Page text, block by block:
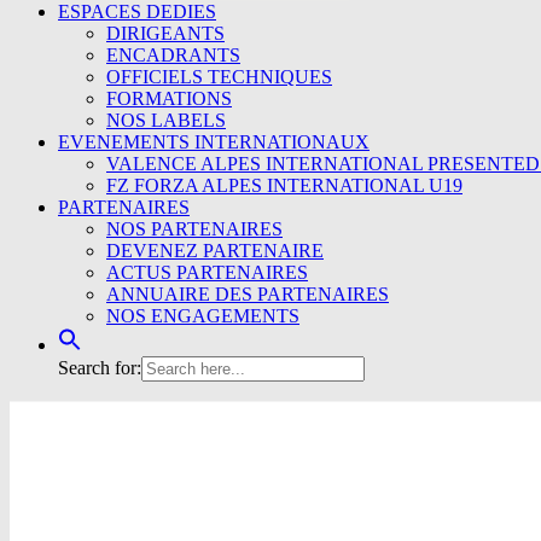
ESPACES DEDIES
DIRIGEANTS
ENCADRANTS
OFFICIELS TECHNIQUES
FORMATIONS
NOS LABELS
EVENEMENTS INTERNATIONAUX
VALENCE ALPES INTERNATIONAL
FZ FORZA ALPES INTERNATIONAL U19
PARTENAIRES
NOS PARTENAIRES
DEVENEZ PARTENAIRE
ACTUS PARTENAIRES
ANNUAIRE DES PARTENAIRES
NOS ENGAGEMENTS
Search for: